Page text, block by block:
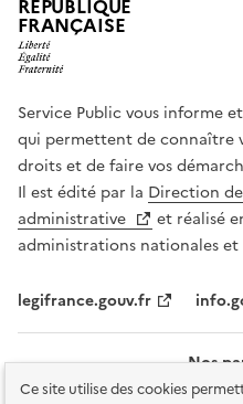
Ce site utilise des cookies
RÉPUBLIQUE
FRANÇAISE
Service Public vous informe
qui permettent de connaître
droits et de faire vos
Il est édité par la Direction
administrative
et réalisé
administrations nationales et
legifrance.gouv.fr
Nos